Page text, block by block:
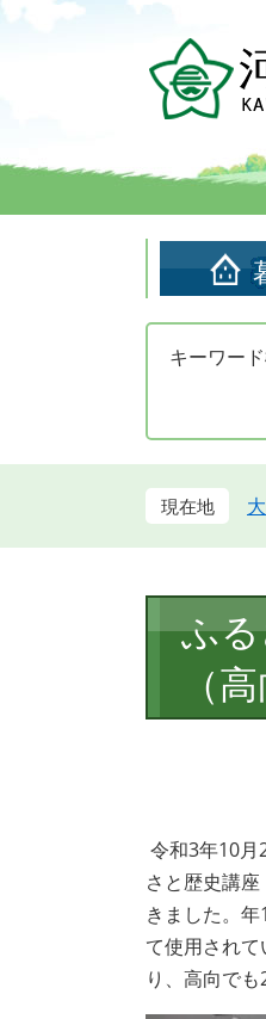
頭
す。
飛
し
キーワー
文
ふ
（
令和3年10月
さと歴史講
きました。 年
て使用され
り、高向でも